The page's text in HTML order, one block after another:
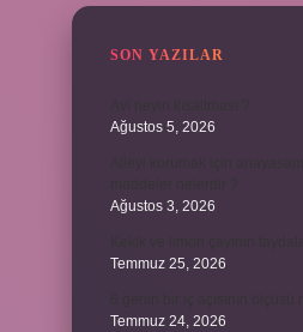
SON YAZILAR
Ağustos 5, 2026
Ağustos 3, 2026
Temmuz 25, 2026
Temmuz 24, 2026